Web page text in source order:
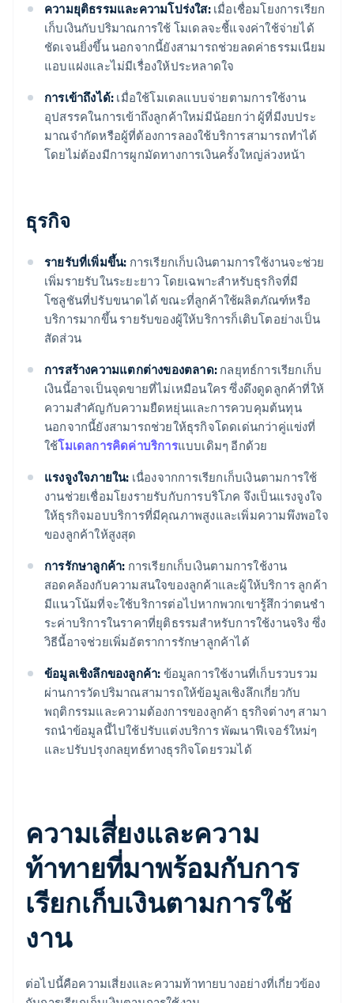
ความยุติธรรมและความโปร่งใส:เมื่อเชื่อมโยงการเรียก
เก็บเงินกับปริมาณการใช้ โมเดลจะชี้แจงค่าใช้จ่ายได้
ชัดเจนยิ่งขึ้น นอกจากนี้ยังสามารถช่วยลดค่าธรรมเนียม
แอบแฝงและไม่มีเรื่องให้ประหลาดใจ
การเข้าถึงได้: เมื่อใช้โมเดลแบบจ่ายตามการใช้งาน
อุปสรรคในการเข้าถึงลูกค้าใหม่มีน้อยกว่า ผู้ที่มีงบประ
มาณจํากัดหรือผู้ที่ต้องการลองใช้บริการสามารถทำได้
โดยไม่ต้องมีการผูกมัดทางการเงินครั้งใหญ่ล่วงหน้า
ธุรกิจ
รายรับที่เพิ่มขึ้น: การเรียกเก็บเงินตามการใช้งานจะช่วย
เพิ่มรายรับในระยะยาว โดยเฉพาะสําหรับธุรกิจที่มี
โซลูชันที่ปรับขนาดได้ ขณะที่ลูกค้าใช้ผลิตภัณฑ์หรือ
บริการมากขึ้น รายรับของผู้ให้บริการก็เติบโตอย่างเป็น
สัดส่วน
การสร้างความแตกต่างของตลาด: กลยุทธ์การเรียกเก็บ
เงินนี้อาจเป็นจุดขายที่ไม่เหมือนใคร ซึ่งดึงดูดลูกค้าที่ให้
ความสําคัญกับความยืดหยุ่นและการควบคุมต้นทุน
นอกจากนี้ยังสามารถช่วยให้ธุรกิจโดดเด่นกว่าคู่แข่งที่
ใช้โมเดลการคิดค่าบริการแบบเดิมๆ อีกด้วย
แรงจูงใจภายใน: เนื่องจากการเรียกเก็บเงินตามการใช้
งานช่วยเชื่อมโยงรายรับกับการบริโภค จึงเป็นแรงจูงใจ
ให้ธุรกิจมอบบริการที่มีคุณภาพสูงและเพิ่มความพึงพอใจ
ของลูกค้าให้สูงสุด
การรักษาลูกค้า: การเรียกเก็บเงินตามการใช้งาน
สอดคล้องกับความสนใจของลูกค้าและผู้ให้บริการ ลูกค้า
มีแนวโน้มที่จะใช้บริการต่อไปหากพวกเขารู้สึกว่าตนชํา
ระค่าบริการในราคาที่ยุติธรรมสําหรับการใช้งานจริง ซึ่ง
วิธีนี้อาจช่วยเพิ่มอัตราการรักษาลูกค้าได้
ข้อมูลเชิงลึกของลูกค้า: ข้อมูลการใช้งานที่เก็บรวบรวม
ผ่านการวัดปริมาณสามารถให้ข้อมูลเชิงลึกเกี่ยวกับ
พฤติกรรมและความต้องการของลูกค้า ธุรกิจต่างๆ สามา
รถนําข้อมูลนี้ไปใช้ปรับแต่งบริการ พัฒนาฟีเจอร์ใหม่ๆ
และปรับปรุงกลยุทธ์ทางธุรกิจโดยรวมได้
ความเสี่ยงและความ
ท้าทายที่มาพร้อมกับการ
เรียกเก็บเงินตามการใช้
งาน
ต่อไปนี้คือความเสี่ยงและความท้าทายบางอย่างที่เกี่ยวข้อง